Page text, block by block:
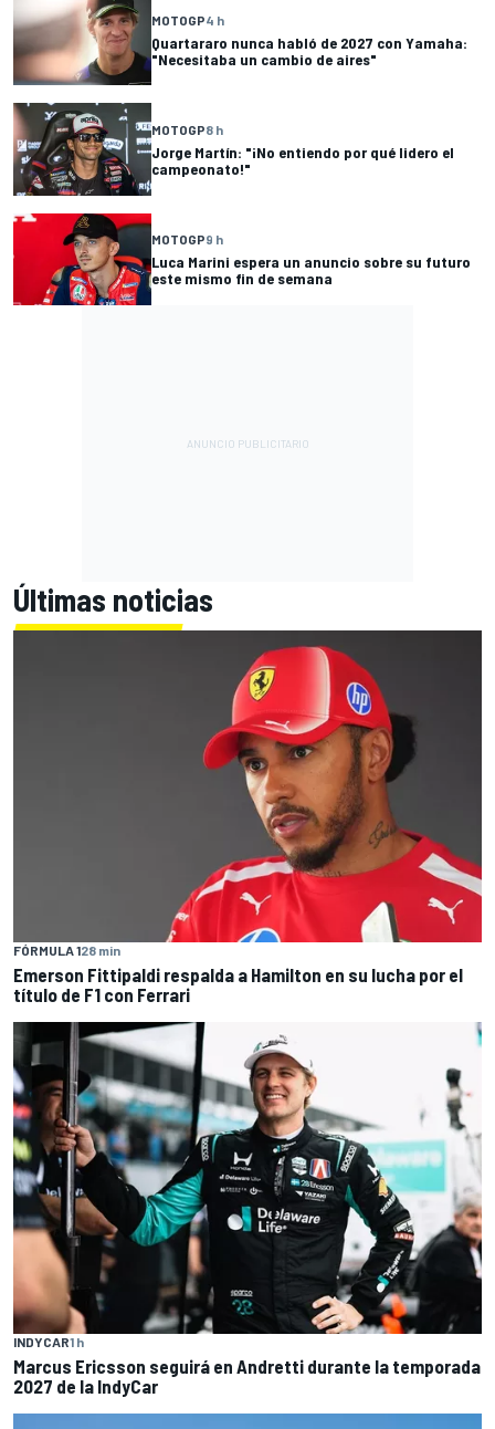
MOTOGP4 h
Quartararo nunca habló de 2027 con Yamaha:
"Necesitaba un cambio de aires"
MOTOGP8 h
Jorge Martín: "¡No entiendo por qué lidero el
campeonato!"
MOTOGP9 h
Luca Marini espera un anuncio sobre su futuro
este mismo fin de semana
Últimas noticias
FÓRMULA 128 min
Emerson Fittipaldi respalda a Hamilton en su lucha por el
título de F1 con Ferrari
INDYCAR1 h
Marcus Ericsson seguirá en Andretti durante la temporada
2027 de la IndyCar